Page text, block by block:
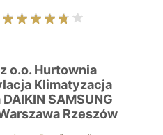
o.o. Hurtownia
Klimatyzacja
SAMSUNG
Rzeszów